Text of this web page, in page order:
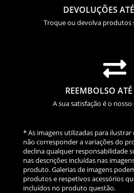
DEVOLUÇÕES
Troque ou devolva produtos

REEMBOLSO
A sua satisfação é o
* As imagens utilizadas para
não corresponder a variações do
declina qualquer responsabilidade
nas descrições incluídas nas
produto. Galerias de imagens
produtos e respetivos acessórios
incluídos no produto questão.